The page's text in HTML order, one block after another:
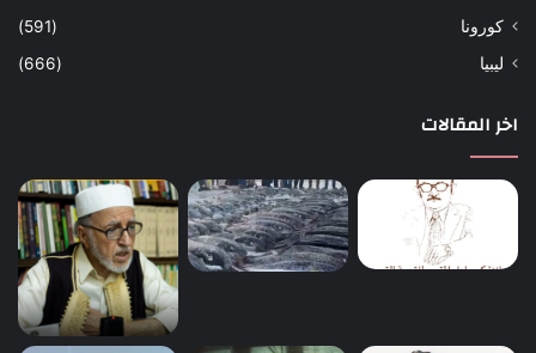
كورونا
(591)
ليبيا
(666)
اخر المقالات